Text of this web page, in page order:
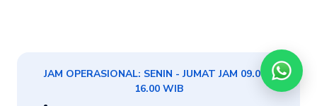
JAM OPERASIONAL: SENIN - JUMAT JAM 09.00 -
16.00 WIB